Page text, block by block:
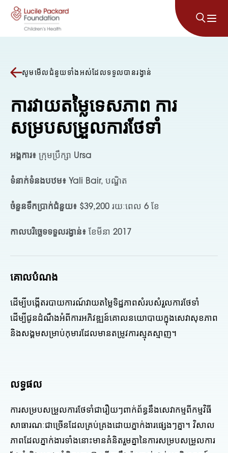
រំលងទៅមាតិកា
សូមមើលជំនួយទាំងអស់ដែលទទួលបានរង្វាន់
ការវាយតម្លៃទេសភាព ការ
សម្របសម្រួលការថែទាំ
អង្គការ៖ ក្រុមប្រឹក្សា Ursa
ទំនាក់ទំនងបឋម៖ Yali Bair, បណ្ឌិត
ចំនួនទឹកប្រាក់ជំនួយ៖ $39,200 រយៈពេល 6 ខែ
កាលបរិច្ឆេទទទួលរង្វាន់៖ ខែមីនា 2017
គោលបំណង
ដើម្បីបង្កើតរបាយការណ៍វាយតម្លៃទិដ្ឋភាពសំរបសំរួលការថែទាំ
ដើម្បីជូនដំណឹងអំពីការអភិវឌ្ឍន៍គោលនយោបាយក្នុងសេវាសុខភាព
និងសង្គមសម្រាប់កុមារដែលមានតម្រូវការស្មុគស្មាញ។
លទ្ធផល
ការសម្របសម្រួលការថែទាំជារឿយៗពាក់ព័ន្ធនឹងសេវាកម្មពីកម្មវិធី
សាធារណៈជាច្រើនដែលគ្រប់គ្រងដោយភ្នាក់ងារផ្សេងៗគ្នា។ វិសាល
ភាពដែលភ្នាក់ងារទាំងនោះមានគំនិតរួមគ្នានៃការសម្របសម្រួលការ